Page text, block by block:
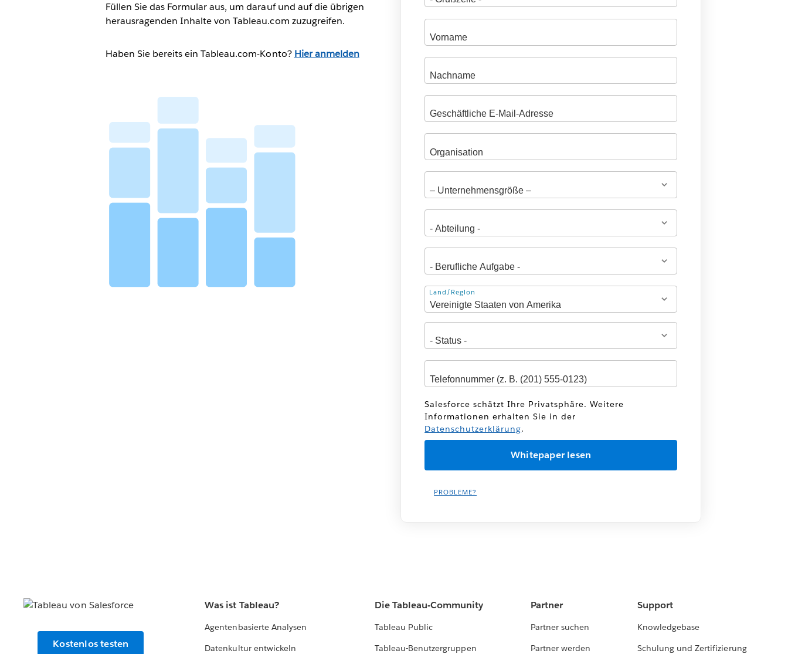
Füllen Sie das Formular aus, um darauf und auf die übrigen
herausragenden Inhalte von Tableau.com zuzugreifen.
Haben Sie bereits ein Tableau.com-Konto? Hier anmelden
Adresse
Land/Region
Salesforce schätzt Ihre Privatsphäre. Weitere
Informationen erhalten Sie in der
Datenschutzerklärung.
PROBLEME?
Kostenlos testen
Was ist Tableau?
Agentenbasierte Analysen
Datenkultur entwickeln
Die Tableau-Community
Tableau Public
Tableau-Benutzergruppen
Partner
Partner suchen
Partner werden
Support
Knowledgebase
Schulung und Zertifizierung